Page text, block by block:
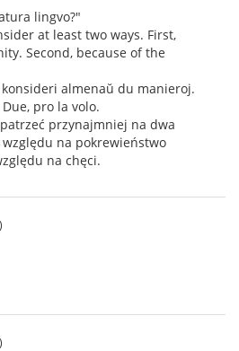
lingvo?"
at least two ways. First,
Second, because of the
almenaŭ du manieroj.
pro la volo.
przynajmniej na dwa
na pokrewieństwo
na chęci.